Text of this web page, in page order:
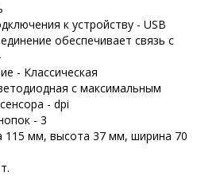
к устройству - USB
обеспечивает связь с
- Классическая
с максимальным
- dpi
- 3
115 мм, высота 37 мм, ширина 70